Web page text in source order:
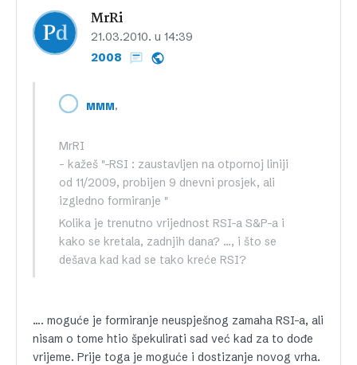
MrRi
21.03.2010. u 14:39
2008
MMM,
MrRI
– kažeš "-RSI : zaustavljen na otpornoj liniji
od 11/2009, probijen 9 dnevni prosjek, ali
izgledno formiranje "
Kolika je trenutno vrijednost RSI-a S&P-a i
kako se kretala, zadnjih dana? …, i što se
dešava kad kad se tako kreće RSI?
…. moguće je formiranje neuspješnog zamaha RSI-a, ali
nisam o tome htio špekulirati sad već kad za to dođe
vrijeme. Prije toga je moguće i dostizanje novog vrha.